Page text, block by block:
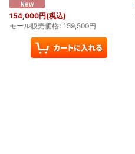
154,000円(税込)
モール販売価格: 159,500円